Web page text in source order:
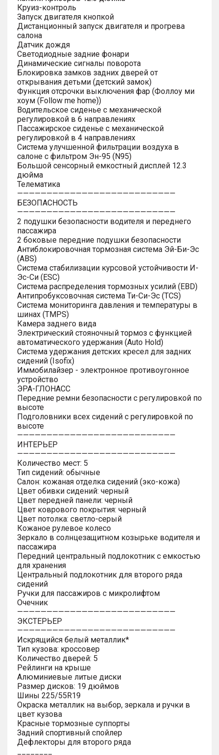
Круиз-контроль
Запуск двигателя кнопкой
Дистанционный запуск двигателя и прогрева
салона
Датчик дождя
Светодиодные задние фонари
Динамические сигналы поворота
Блокировка замков задних дверей от
открывания детьми (детский замок)
Функция отсрочки выключения фар (Фоллоу ми
хоум (Follow me home))
Водительское сиденье с механической
регулировкой в 6 направлениях
Пассажирское сиденье с механической
регулировкой в 4 направлениях
Система улучшенной фильтрации воздуха в
салоне с фильтром Эн-95 (N95)
Большой сенсорный емкостный дисплей 12.3
дюйма
Телематика
———————————————————————————
БЕЗОПАСНОСТЬ
———————————————————————————
2 подушки безопасности водителя и переднего
пассажира
2 боковые передние подушки безопасности
Антиблокировочная тормозная система Эй-Би-Эс
(ABS)
Система стабилизации курсовой устойчивости И-
Эс-Си (ESC)
Система распределения тормозных усилий (EBD)
Антипробуксовочная система Ти-Си-Эс (TCS)
Система мониторинга давления и температуры в
шинах (TMPS)
Камера заднего вида
Электрический стояночный тормоз с функцией
автоматического удержания (Auto Hold)
Система удержания детских кресел для задних
сидений (Isofix)
Иммобилайзер - электронное противоугонное
устройство
ЭРА-ГЛОНАСС
Передние ремни безопасности с регулировкой по
высоте
Подголовники всех сидений с регулировкой по
высоте
———————————————————————————
ИНТЕРЬЕР
———————————————————————————
Количество мест: 5
Тип сидений: обычные
Салон: кожаная отделка сидений (эко-кожа)
Цвет обивки сидений: черный
Цвет передней панели: черный
Цвет коврового покрытия: черный
Цвет потолка: светло-серый
Кожаное рулевое колесо
Зеркало в солнцезащитном козырьке водителя и
пассажира
Передний центральный подлокотник с емкостью
для хранения
Центральный подлокотник для второго ряда
сидений
Ручки для пассажиров с микролифтом
Очечник
———————————————————————————
ЭКСТЕРЬЕР
———————————————————————————
Искрящийся белый металлик*
Тип кузова: кроссовер
Количество дверей: 5
Рейлинги на крыше
Алюминиевые литые диски
Размер дисков: 19 дюймов
Шины 225/55R19
Окраска металлик на выбор, зеркала и ручки в
цвет кузова
Красные тормозные суппорты
Задний спортивный спойлер
Дефлекторы для второго ряда